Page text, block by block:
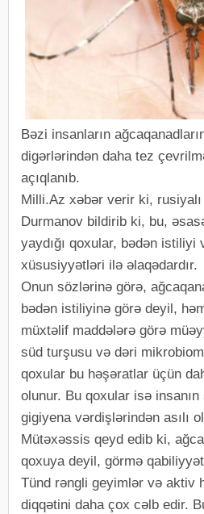
Bəzi insanların
digərlərindən daha tez
açıqlanıb.
Milli.Az xəbər verir ki,
Durmanov bildirib ki, bu,
yaydığı qoxular, bədən istiliyi
xüsusiyyətləri ilə əlaqədardır.
Onun sözlərinə görə,
bədən istiliyinə görə deyil,
müxtəlif maddələrə görə
süd turşusu və dəri
qoxular bu həşəratlar üçün
olunur. Bu qoxular isə
gigiyena vərdişlərindən asılı
Mütəxəssis qeyd edib ki,
qoxuya deyil, görmə
Tünd rəngli geyimlər və aktiv
diqqətini daha çox cəlb edir.